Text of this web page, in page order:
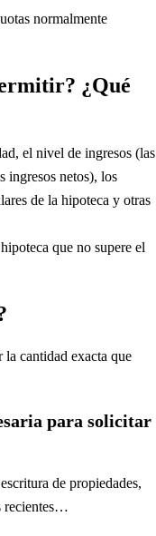
normalmente
¿Qué
el nivel de ingresos (las
ingresos netos), los
de la hipoteca y otras
que no supere el
cantidad exacta que
para solicitar
de propiedades,
recientes…